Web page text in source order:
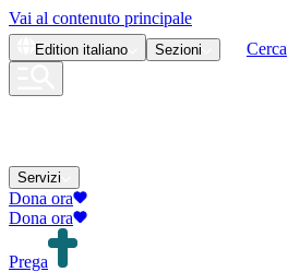
Vai al contenuto principale
Edition italiano Sezioni Cerca
Servizi
Dona ora
Dona ora
Prega